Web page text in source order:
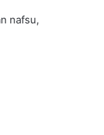
nafsu,